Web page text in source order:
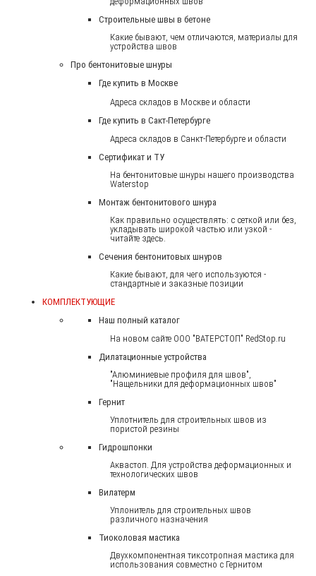
Строительные швы в бетоне
Какие бывают, чем отличаются, материалы для
устройства швов
Про бентонитовые шнуры
Где купить в Москве
Адреса складов в Москве и области
Где купить в Сакт-Петербурге
Адреса складов в Санкт-Петербурге и области
Сертификат и ТУ
На бентонитовые шнуры нашего производства
Waterstop
Монтаж бентонитового шнура
Как правильно осуществлять: с сеткой или без,
укладывать широкой частью или узкой -
читайте здесь.
Сечения бентонитовых шнуров
Какие бывают, для чего используются -
стандартные и заказные позиции
КОМПЛЕКТУЮЩИЕ
Наш полный каталог
На новом сайте ООО "ВАТЕРСТОП" RedStop.ru
Дилатационные устройства
"Алюминиевые профиля для швов",
"Нащельники для деформационных швов"
Гернит
Уплотнитель для строительных швов из
пористой резины
Гидрошпонки
Аквастоп. Для устройства деформационных и
технологических швов
Вилатерм
Уплонитель для строительных швов
различного назначения
Тиоколовая мастика
Двухкомпонентная тиксотропная мастика для
использования совместно с Гернитом